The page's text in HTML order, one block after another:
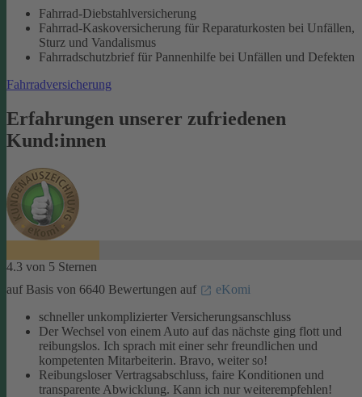
Fahrrad-Diebstahlversicherung
Fahrrad-Kaskoversicherung für Reparaturkosten bei Unfällen,
Sturz und Vandalismus
Fahrradschutzbrief für Pannenhilfe bei Unfällen und Defekten
Fahrradversicherung
Erfahrungen unserer zufriedenen
Kund:innen
4.3 von 5 Sternen
auf Basis von 6640 Bewertungen auf
eKomi
schneller unkomplizierter Versicherungsanschluss
Der Wechsel von einem Auto auf das nächste ging flott und
reibungslos. Ich sprach mit einer sehr freundlichen und
kompetenten Mitarbeiterin. Bravo, weiter so!
Reibungsloser Vertragsabschluss, faire Konditionen und
transparente Abwicklung. Kann ich nur weiterempfehlen!